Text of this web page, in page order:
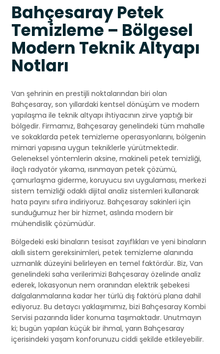
Bahçesaray Petek
Temizleme – Bölgesel
Modern Teknik Altyapı
Notları
Van şehrinin en prestijli noktalarından biri olan
Bahçesaray, son yıllardaki kentsel dönüşüm ve modern
yapılaşma ile teknik altyapı ihtiyacının zirve yaptığı bir
bölgedir. Firmamız, Bahçesaray genelindeki tüm mahalle
ve sokaklarda petek temizleme operasyonlarını, bölgenin
mimari yapısına uygun tekniklerle yürütmektedir.
Geleneksel yöntemlerin aksine, makineli petek temizliği,
ilaçlı radyatör yıkama, ısınmayan petek çözümü,
çamurlaşma giderme, koruyucu sıvı uygulaması, merkezi
sistem temizliği odaklı dijital analiz sistemleri kullanarak
hata payını sıfıra indiriyoruz. Bahçesaray sakinleri için
sunduğumuz her bir hizmet, aslında modern bir
mühendislik çözümüdür.
Bölgedeki eski binaların tesisat zayıflıkları ve yeni binaların
akıllı sistem gereksinimleri, petek temizleme alanında
uzmanlık düzeyini belirleyen en temel faktördür. Biz, Van
genelindeki saha verilerimizi Bahçesaray özelinde analiz
ederek, lokasyonun nem oranından elektrik şebekesi
dalgalanmalarına kadar her türlü dış faktörü plana dahil
ediyoruz. Bu detaycı yaklaşımımız, bizi Bahçesaray Kombi
Servisi pazarında lider konuma taşımaktadır. Unutmayın
ki; bugün yapılan küçük bir ihmal, yarın Bahçesaray
içerisindeki yaşam konforunuzu ciddi şekilde etkileyebilir.